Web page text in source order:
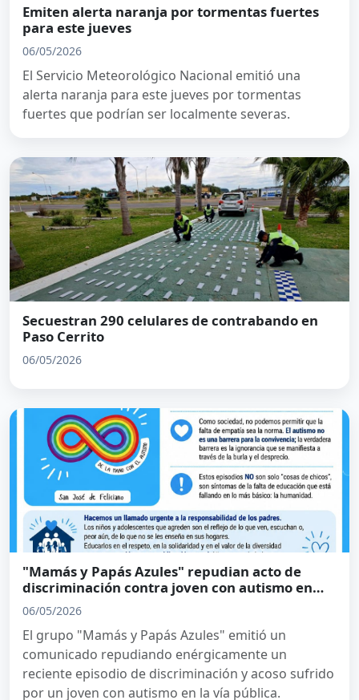
Emiten alerta naranja por tormentas fuertes
para este jueves
06/05/2026
El Servicio Meteorológico Nacional emitió una
alerta naranja para este jueves por tormentas
fuertes que podrían ser localmente severas.
Secuestran 290 celulares de contrabando en
Paso Cerrito
06/05/2026
"Mamás y Papás Azules" repudian acto de
discriminación contra joven con autismo en
Feliciano
06/05/2026
El grupo "Mamás y Papás Azules" emitió un
comunicado repudiando enérgicamente un
reciente episodio de discriminación y acoso sufrido
por un joven con autismo en la vía pública.